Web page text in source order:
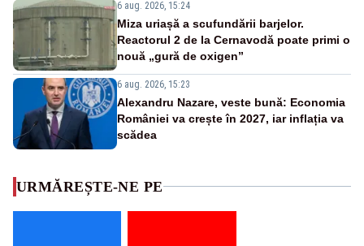
6 aug. 2026, 15:24
Miza uriașă a scufundării barjelor.
Reactorul 2 de la Cernavodă poate primi o
nouă „gură de oxigen”
6 aug. 2026, 15:23
Alexandru Nazare, veste bună: Economia
României va crește în 2027, iar inflația va
scădea
URMĂREȘTE-NE PE